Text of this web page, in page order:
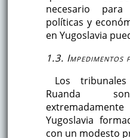
necesario
políticas y
en Yugoslavia
1.3. Impedimentos
Los
Ruanda
Yugoslavia
con un modesto